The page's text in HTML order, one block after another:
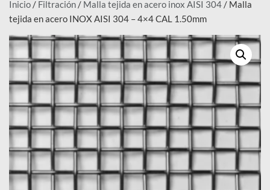
Inicio / Filtración / Malla tejida en acero inox AISI 304 / Malla
tejida en acero INOX AISI 304 – 4×4 CAL 1.50mm